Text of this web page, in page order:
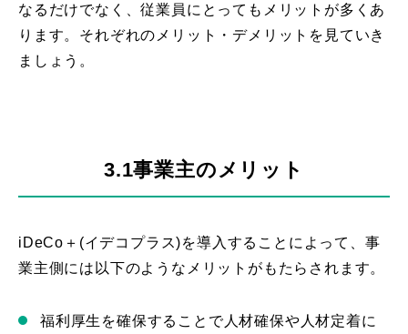
なるだけでなく、従業員にとってもメリットが多くあ
ります。それぞれのメリット・デメリットを見ていき
ましょう。
3.1事業主のメリット
iDeCo＋(イデコプラス)を導入することによって、事
業主側には以下のようなメリットがもたらされます。
福利厚生を確保することで人材確保や人材定着に